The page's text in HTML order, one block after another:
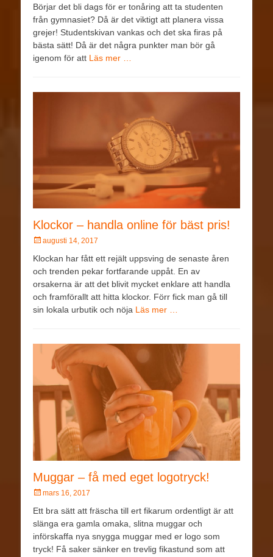
Börjar det bli dags för er tonåring att ta studenten
från gymnasiet? Då är det viktigt att planera vissa
grejer! Studentskivan vankas och det ska firas på
bästa sätt! Då är det några punkter man bör gå
igenom för att Läs mer …
Klockor – handla online för bäst pris!
augusti 14, 2017
Klockan har fått ett rejält uppsving de senaste åren
och trenden pekar fortfarande uppåt. En av
orsakerna är att det blivit mycket enklare att handla
och framförallt att hitta klockor. Förr fick man gå till
sin lokala urbutik och nöja Läs mer …
Muggar – få med eget logotryck!
mars 16, 2017
Ett bra sätt att fräscha till ert fikarum ordentligt är att
slänga era gamla omaka, slitna muggar och
införskaffa nya snygga muggar med er logo som
tryck! Få saker sänker en trevlig fikastund som att